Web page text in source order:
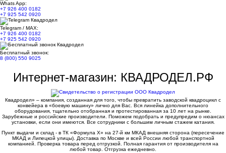
Whats App:
+7 926 400 0182
+7 925 542 0920
Telegram / MAX:
+7 926 400 0182
+7 925 542 0920
Бесплатный звонок:
8 (800) 550 9025
Интернет-магазин: КВАДРОДЕЛ.РФ
Квадродел» – компания, созданная для того, чтобы превратить заводской квадроцикл с
конвейера в «боевую машину» лично для Вас. Вся линейка дополнительного
оборудования, тщательно отобранная и протестированная за 10 лет на рынке.
Зарубежные и российские производители. Поможем подобрать и предупредим о нюансах
установки, если они имеются. Все сотрудники с большим личным стажем катания.
Пункт выдачи и склад - в ТК «Формула X» на 27-й км МКАД внешняя сторона (пересечение
МКАД и Липецкой улицы). Доставка по Москве и всей России любой транспортной
компанией. Проверка товара перед отгрузкой. Полная гарантия от производителя на
любой товар. Отгрузка ежедневно.